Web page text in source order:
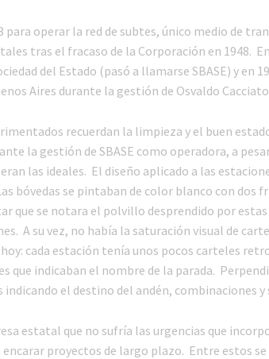
para operar la red de subtes, único medio de
tras el fracaso de la Corporación en 1948.
del Estado (pasó a llamarse SBASE) y en
Aires durante la gestión de Osvaldo
recuerdan la limpieza y el buen
la gestión de SBASE como operadora, a
las ideales. El diseño aplicado a las
bóvedas se pintaban de color blanco con dos
que se notara el polvillo desprendido por
A su vez, no había la saturación visual de
cada estación tenía unos pocos carteles
que indicaban el nombre de la parada.
indicando el destino del andén, combinaciones y
estatal que no sufría las urgencias que
encarar proyectos de largo plazo. Entre estos